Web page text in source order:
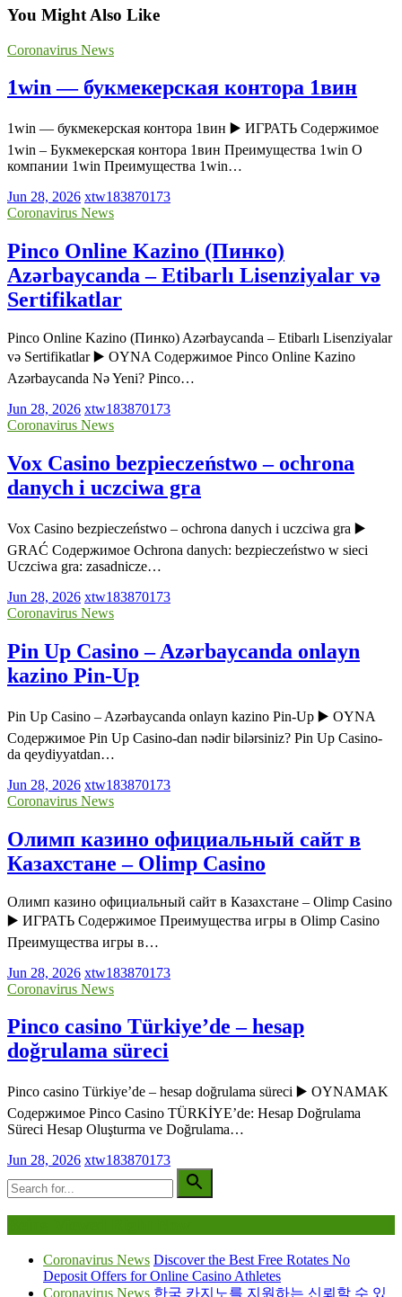
You Might Also Like
Coronavirus News
1win — букмекерская контора 1вин
1win — букмекерская контора 1вин ▶️ ИГРАТЬ Содержимое
1win – Букмекерская контора 1вин Преимущества 1win О
компании 1win Преимущества 1win…
Jun 28, 2026 xtw183870173
Coronavirus News
Pinco Online Kazino (Пинко)
Azərbaycanda – Etibarlı Lisenziyalar və
Sertifikatlar
Pinco Online Kazino (Пинко) Azərbaycanda – Etibarlı Lisenziyalar
və Sertifikatlar ▶️ OYNA Содержимое Pinco Online Kazino
Azərbaycanda Nə Yeni? Pinco…
Jun 28, 2026 xtw183870173
Coronavirus News
Vox Casino bezpieczeństwo – ochrona
danych i uczciwa gra
Vox Casino bezpieczeństwo – ochrona danych i uczciwa gra ▶️
GRAĆ Содержимое Ochrona danych: bezpieczeństwo w sieci
Uczciwa gra: zasadnicze…
Jun 28, 2026 xtw183870173
Coronavirus News
Pin Up Casino – Azərbaycanda onlayn
kazino Pin-Up
Pin Up Casino – Azərbaycanda onlayn kazino Pin-Up ▶️ OYNA
Содержимое Pin Up Casino-dan nədir bilərsiniz? Pin Up Casino-
da qeydiyyatdan…
Jun 28, 2026 xtw183870173
Coronavirus News
Олимп казино официальный сайт в
Казахстане – Olimp Casino
Олимп казино официальный сайт в Казахстане – Olimp Casino
▶️ ИГРАТЬ Содержимое Преимущества игры в Olimp Casino
Преимущества игры в…
Jun 28, 2026 xtw183870173
Coronavirus News
Pinco casino Türkiye’de – hesap
doğrulama süreci
Pinco casino Türkiye’de – hesap doğrulama süreci ▶️ OYNAMAK
Содержимое Pinco Casino TÜRKİYE’de: Hesap Doğrulama
Süreci Hesap Oluşturma ve Doğrulama…
Jun 28, 2026 xtw183870173
Coronavirus News Discover the Best Free Rotates No
Deposit Offers for Online Casino Athletes
Coronavirus News 한국 카지노를 지원하는 신뢰할 수 있